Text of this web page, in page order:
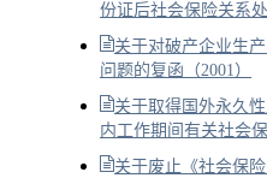
份证后社会保险关系
关于对破产企业生
问题的复函（2001）
关于取得国外永久
内工作期间有关社会
关于废止《社会保